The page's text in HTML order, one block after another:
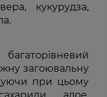
кукурудза,
загоювальну
при цьому